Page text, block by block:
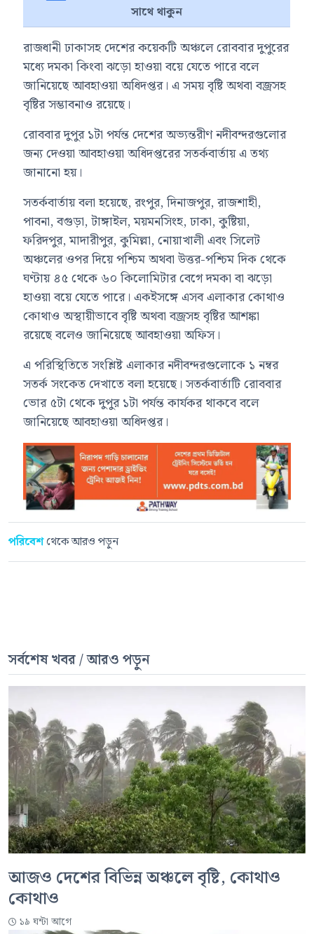
সাথে থাকুন
রাজধানী ঢাকাসহ দেশের কয়েকটি অঞ্চলে রোববার দুপুরের
মধ্যে দমকা কিংবা ঝড়ো হাওয়া বয়ে যেতে পারে বলে
জানিয়েছে আবহাওয়া অধিদপ্তর। এ সময় বৃষ্টি অথবা বজ্রসহ
বৃষ্টির সম্ভাবনাও রয়েছে।
রোববার দুপুর ১টা পর্যন্ত দেশের অভ্যন্তরীণ নদীবন্দরগুলোর
জন্য দেওয়া আবহাওয়া অধিদপ্তরের সতর্কবার্তায় এ তথ্য
জানানো হয়।
সতর্কবার্তায় বলা হয়েছে, রংপুর, দিনাজপুর, রাজশাহী,
পাবনা, বগুড়া, টাঙ্গাইল, ময়মনসিংহ, ঢাকা, কুষ্টিয়া,
ফরিদপুর, মাদারীপুর, কুমিল্লা, নোয়াখালী এবং সিলেট
অঞ্চলের ওপর দিয়ে পশ্চিম অথবা উত্তর-পশ্চিম দিক থেকে
ঘণ্টায় ৪৫ থেকে ৬০ কিলোমিটার বেগে দমকা বা ঝড়ো
হাওয়া বয়ে যেতে পারে। একইসঙ্গে এসব এলাকার কোথাও
কোথাও অস্থায়ীভাবে বৃষ্টি অথবা বজ্রসহ বৃষ্টির আশঙ্কা
রয়েছে বলেও জানিয়েছে আবহাওয়া অফিস।
এ পরিস্থিতিতে সংশ্লিষ্ট এলাকার নদীবন্দরগুলোকে ১ নম্বর
সতর্ক সংকেত দেখাতে বলা হয়েছে। সতর্কবার্তাটি রোববার
ভোর ৫টা থেকে দুপুর ১টা পর্যন্ত কার্যকর থাকবে বলে
জানিয়েছে আবহাওয়া অধিদপ্তর।
পরিবেশথেকে আরও পড়ুন
সর্বশেষ খবর / আরও পড়ুন
আজও দেশের বিভিন্ন অঞ্চলে বৃষ্টি, কোথাও
কোথাও
১৯ ঘন্টা আগে